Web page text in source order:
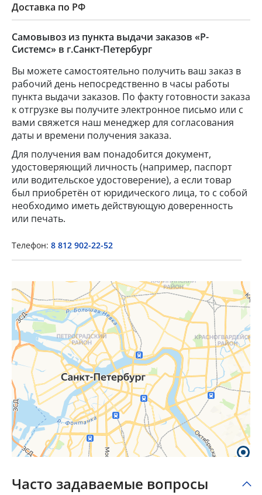
Доставка по РФ
Самовывоз из пункта выдачи заказов «Р-
Системс» в г.Санкт-Петербург
Вы можете самостоятельно получить ваш заказ в
рабочий день непосредственно в часы работы
пункта выдачи заказов. По факту готовности заказа
к отгрузке вы получите электронное письмо или с
вами свяжется наш менеджер для согласования
даты и времени получения заказа.
Для получения вам понадобится документ,
удостоверяющий личность (например, паспорт
или водительское удостоверение), а если товар
был приобретён от юридического лица, то с собой
необходимо иметь действующую доверенность
или печать.
Телефон: 8 812 902-22-52
Часто задаваемые вопросы
×
Popup Content